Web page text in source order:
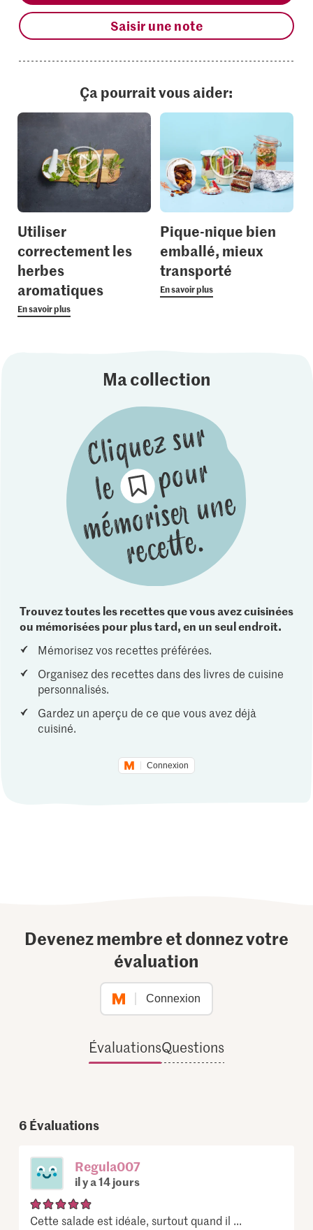
Saisir une note
Ça pourrait vous aider:
Utiliser
correctement les
herbes
aromatiques
En savoir plus
Pique-nique bien
emballé, mieux
transporté
En savoir plus
Ma collection
Trouvez toutes les recettes que vous avez cuisinées
ou mémorisées pour plus tard, en un seul endroit.
Mémorisez vos recettes préférées.
Organisez des recettes dans des livres de cuisine
personnalisés.
Gardez un aperçu de ce que vous avez déjà
cuisiné.
Connexion
Devenez membre et donnez votre
évaluation
Connexion
ÉvaluationsQuestions
6 Évaluations
Regula007
il y a 14 jours
Cette salade est idéale, surtout quand il ...